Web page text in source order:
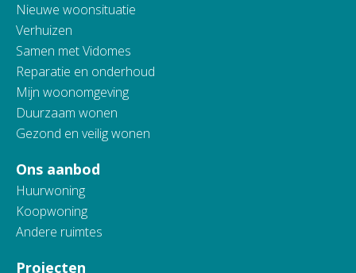
Nieuwe woonsituatie
Verhuizen
Samen met Vidomes
Reparatie en onderhoud
Mijn woonomgeving
Duurzaam wonen
Gezond en veilig wonen
Ons aanbod
Huurwoning
Koopwoning
Andere ruimtes
Projecten